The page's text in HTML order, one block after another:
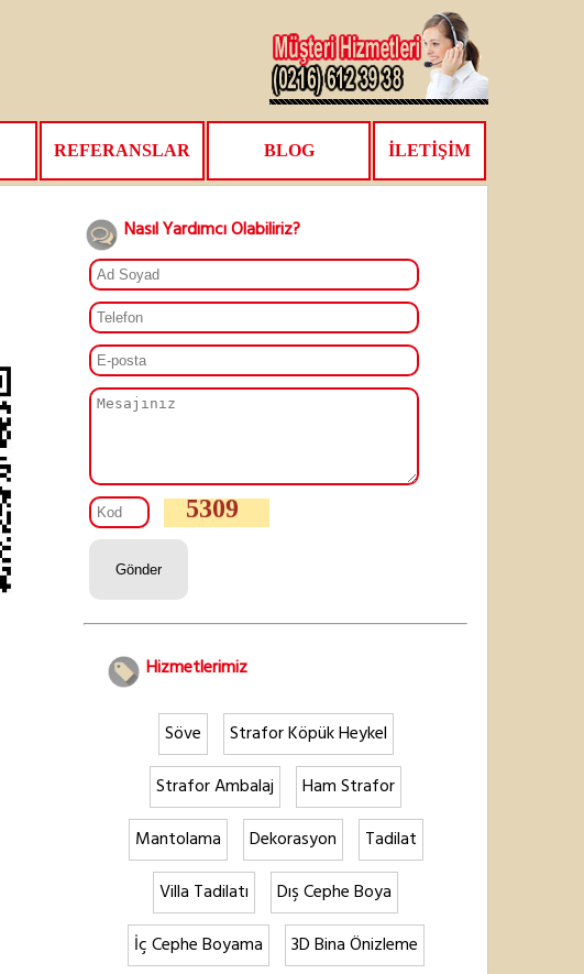
REFERANSLAR BLOG İLETİŞİM
Nasıl Yardımcı Olabiliriz?
5309
Hizmetlerimiz
Söve
Strafor Köpük Heykel
Strafor Ambalaj
Ham Strafor
Mantolama
Dekorasyon
Tadilat
Villa Tadilatı
Dış Cephe Boya
İç Cephe Boyama
3D Bina Önizleme